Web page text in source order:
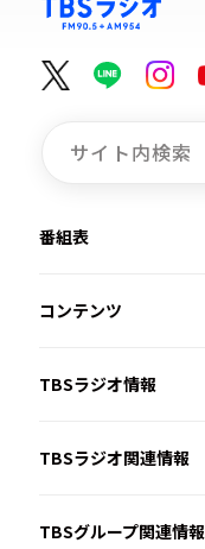
番組表
コンテンツ
TBSラジオ情報
TBSラジオ関連情報
TBSグループ関連情報